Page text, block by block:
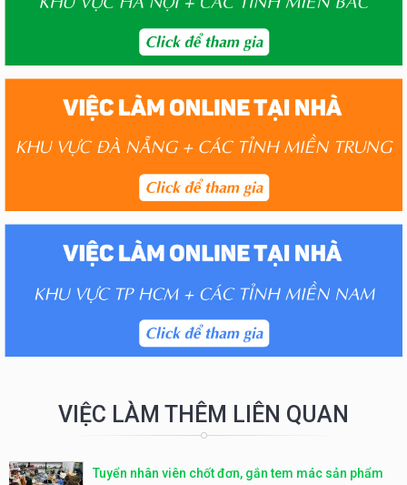
VIỆC LÀM THÊM LIÊN QUAN
Tuyển nhân viên chốt đơn, gắn tem mác sản phẩm